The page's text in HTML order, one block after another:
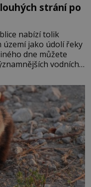
strání po
nabízí tolik
území jako údolí řeky
dne můžete
vodních
památek ve